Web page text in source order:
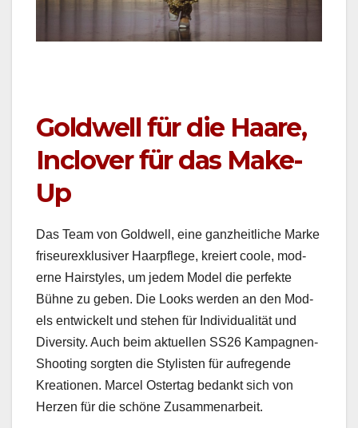
Goldwell für die Haare,
Inclover für das Make-
Up
Das Team von Gold­well, eine ganzheitliche Marke
friseurexk­lu­siv­er Haarpflege, kreiert coole, mod­
erne Hair­styles, um jedem Mod­el die per­fek­te
Bühne zu geben. Die Looks wer­den an den Mod­
els entwick­elt und ste­hen für Indi­vid­u­al­ität und
Diver­si­ty. Auch beim aktuellen SS26 Kam­pag­nen-
Shoot­ing sorgten die Styl­is­ten für aufre­gende
Kreatio­nen. Mar­cel Ostertag bedankt sich von
Herzen für die schöne Zusam­me­nar­beit.